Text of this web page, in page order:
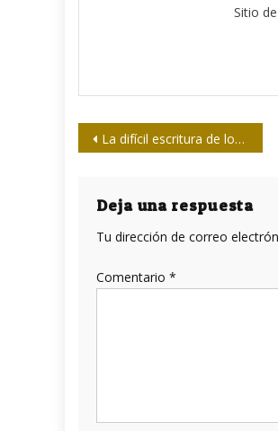
Sitio
Navegación
entradas
La difícil escritura de los números
Deja una respuesta
Tu dirección de correo
Comentario *